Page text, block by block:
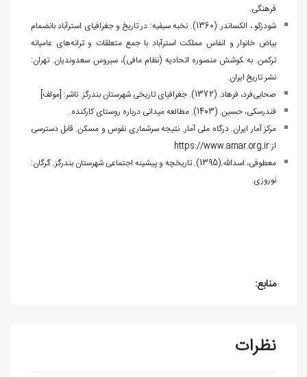
فرهنگی.
ش‍ودزک‍و ، الکساندر. (1360)‌. ن‍خ‍ب‍ه‌ س‍ی‍ف‍ی‍ه‌: در ت‍اری‍خ‌ و ج‍غ‍راف‍ی‍ای‌ اس‍ت‍رآب‍اد ب‍ان‍ض‍م‍ام‌
ب‍ی‍اض‌ خ‍ان‍وار و ان‍ف‍اس‌ م‍م‍ل‍ک‍ت‌ اس‍ت‍رآب‍اد ب‍ا ج‍م‍ع‌ م‍ت‍ع‍ل‍ق‍ات‌ و ت‍ران‍ه‌ه‍ای‌ ع‍ام‍ی‍ان‍ه‌
ت‍رک‍م‍ن.‌ به ‍ک‍وش‍ش‌ م‍ن‍ص‍وره‌ ات‍ح‍ادی‍ه‌ (ن‍ظام‌ م‍اف‍ی‌)، س‍ی‍روس‌ س‍ع‍دون‍دی‍ان. تهران:
نشر تاریخ ایران.
صحابی‌‌فرد، فرهاد. (1372). جغرافیای تاریخی شهرستان بندرگز. ناشر:
]مولف[
فندرسکی، حسین. (1403). مطالعه میدانی درباره روستای کارکنده.
مرکز آمار ایران. درگاه ملی آمار. نتیجه سرشماری نفوس و مسکن. قابل دسترسی
از:https://www.amar.org.ir
معطوفی، اسدالله.(1395). تاریخچه و پیشینه اجتماعی شهرستان بندرگز. گرگان:
نوروزی.
منابع:
نظرات